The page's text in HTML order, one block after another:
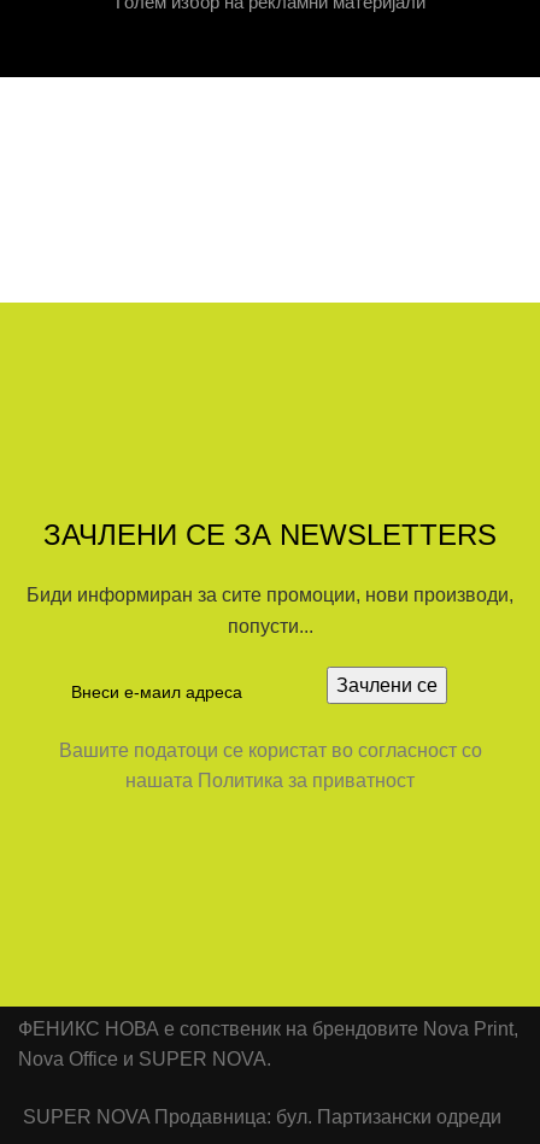
ЗАЧЛЕНИ СЕ ЗА NEWSLETTERS
Биди информиран за сите промоции, нови производи,
попусти...
Вашите податоци се користат во согласност со
нашата Политика за приватност
ФЕНИКС НОВА е сопственик на брендовите Nova Print,
Nova Office и SUPER NOVA.
SUPER NOVA Продавница: бул. Партизански одреди